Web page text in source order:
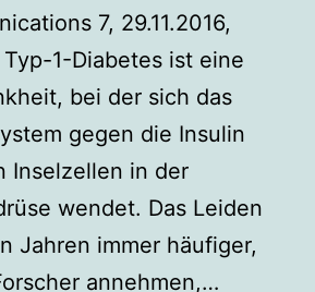
7, 29.11.2016,
1-Diabetes ist eine
bei der sich das
gegen die Insulin
Inselzellen in der
wendet. Das Leiden
Jahren immer häufiger,
annehmen,…